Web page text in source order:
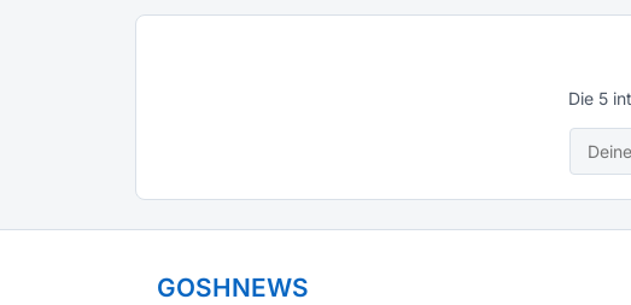
Die 5
GOSHNEWS